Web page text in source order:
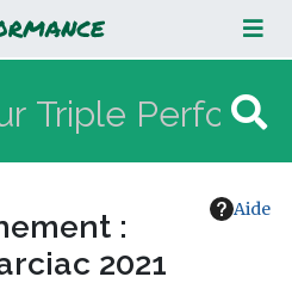
In Marciac
Aide
:
2021